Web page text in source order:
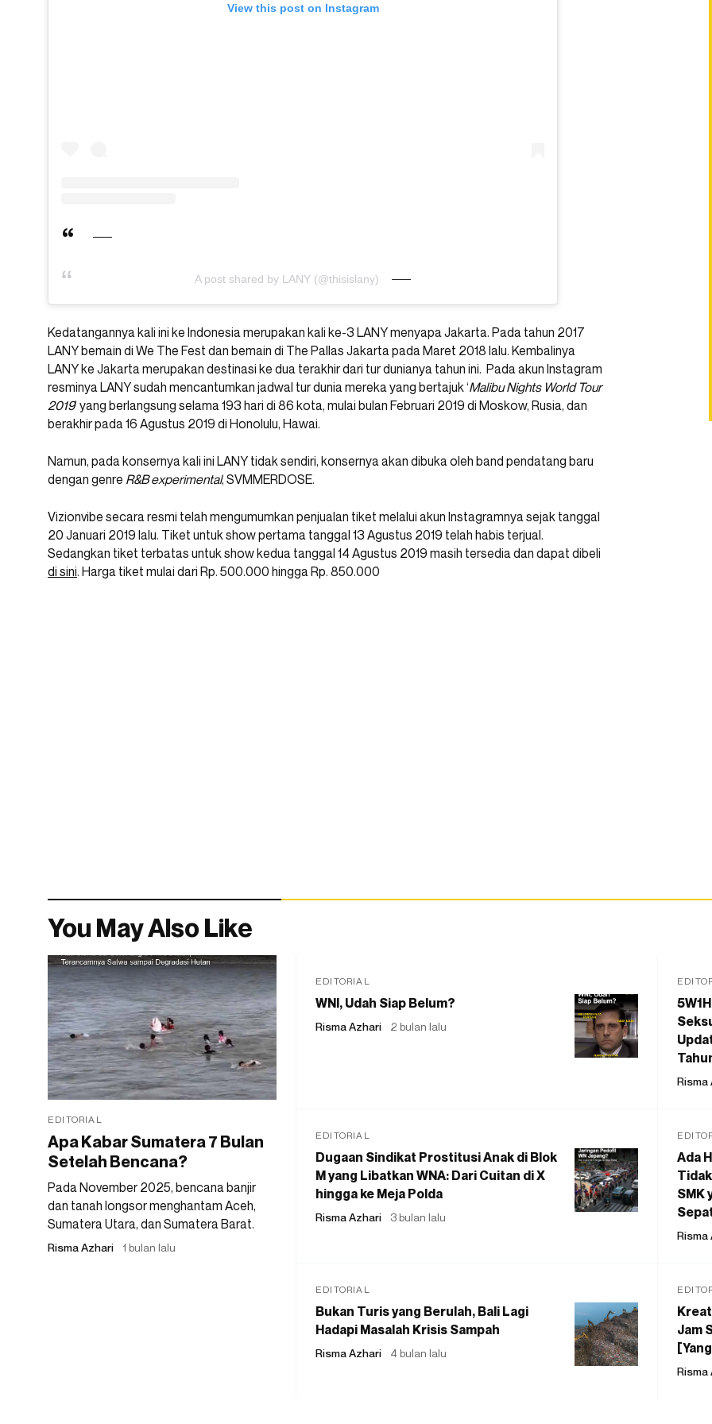
View this post on Instagram
A post shared by LANY (@thisislany)
Kedatangannya kali ini ke Indonesia merupakan kali ke-3 LANY menyapa Jakarta. Pada tahun 2017
LANY bemain di We The Fest dan bemain di The Pallas Jakarta pada Maret 2018 lalu. Kembalinya
LANY ke Jakarta merupakan destinasi ke dua terakhir dari tur dunianya tahun ini. Pada akun Instagram
resminya LANY sudah mencantumkan jadwal tur dunia mereka yang bertajuk ‘Malibu Nights World Tour
2019’ yang berlangsung selama 193 hari di 86 kota, mulai bulan Februari 2019 di Moskow, Rusia, dan
berakhir pada 16 Agustus 2019 di Honolulu, Hawai.
Namun, pada konsernya kali ini LANY tidak sendiri, konsernya akan dibuka oleh band pendatang baru
dengan genre R&B experimental, SVMMERDOSE.
Vizionvibe secara resmi telah mengumumkan penjualan tiket melalui akun Instagramnya sejak tanggal
20 Januari 2019 lalu. Tiket untuk show pertama tanggal 13 Agustus 2019 telah habis terjual.
Sedangkan tiket terbatas untuk show kedua tanggal 14 Agustus 2019 masih tersedia dan dapat dibeli
di sini. Harga tiket mulai dari Rp. 500.000 hingga Rp. 850.000
You May Also Like
EDITORIAL
Apa Kabar Sumatera 7 Bulan
Setelah Bencana?
Pada November 2025, bencana banjir
dan tanah longsor menghantam Aceh,
Sumatera Utara, dan Sumatera Barat.
Risma Azhari 1 bulan lalu
EDITORIAL
WNI, Udah Siap Belum?
Risma Azhari 2 bulan lalu
Risma
EDITORIAL
Dugaan Sindikat Prostitusi Anak di Blok
M yang Libatkan WNA: Dari Cuitan di X
hingga ke Meja Polda
Risma Azhari 3 bulan lalu
Ada
SMK
Risma
EDITORIAL
Bukan Turis yang Berulah, Bali Lagi
Hadapi Masalah Krisis Sampah
Risma Azhari 4 bulan lalu
Jam
Risma